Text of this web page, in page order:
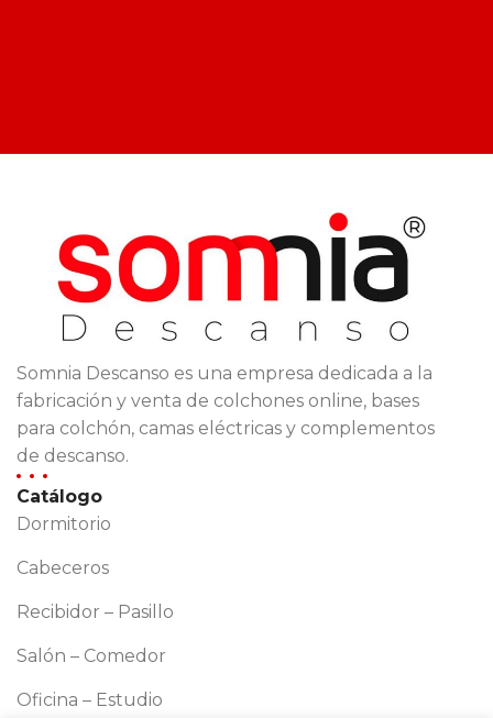
Somnia Descanso es una empresa dedicada a la
fabricación y venta de colchones online, bases
para colchón, camas eléctricas y complementos
de descanso.
Catálogo
Dormitorio
Cabeceros
Recibidor – Pasillo
Salón – Comedor
Oficina – Estudio